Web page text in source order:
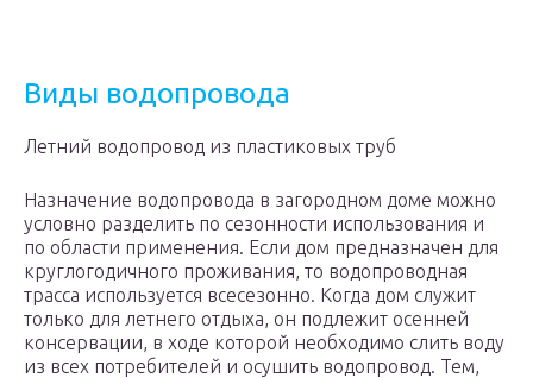
Виды водопровода
Летний водопровод из пластиковых труб
Назначение водопровода в загородном доме можно
условно разделить по сезонности использования и
по области применения. Если дом предназначен для
круглогодичного проживания, то водопроводная
трасса используется всесезонно. Когда дом служит
только для летнего отдыха, он подлежит осенней
консервации, в ходе которой необходимо слить воду
из всех потребителей и осушить водопровод. Тем,